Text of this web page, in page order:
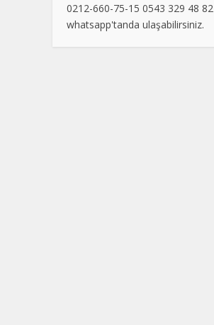
0212-660-75-15 0543 329 48 82
whatsapp'tanda ulaşabilirsiniz.